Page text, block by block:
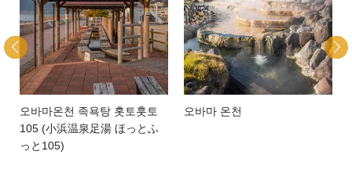
오바마온천 족욕탕 홋토훗토
105 (小浜温泉足湯 ほっとふ
っと105)
오바마 온천